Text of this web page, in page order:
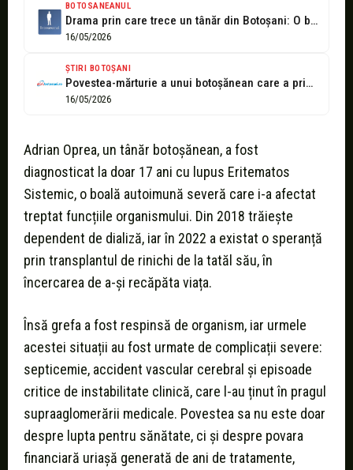
BOTOSANEANUL
Drama prin care trece un tânăr din Botoșani: O boală îi distruge...
16/05/2026
ȘTIRI BOTOȘANI
Povestea-mărturie a unui botoșănean care a primit un rinichi de la tată,...
16/05/2026
Adrian Oprea, un tânăr botoșănean, a fost
diagnosticat la doar 17 ani cu lupus Eritematos
Sistemic, o boală autoimună severă care i-a afectat
treptat funcțiile organismului. Din 2018 trăiește
dependent de dializă, iar în 2022 a existat o speranță
prin transplantul de rinichi de la tatăl său, în
încercarea de a-și recăpăta viața.
Însă grefa a fost respinsă de organism, iar urmele
acestei situații au fost urmate de complicații severe:
septicemie, accident vascular cerebral și episoade
critice de instabilitate clinică, care l-au ținut în pragul
supraaglomerării medicale. Povestea sa nu este doar
despre lupta pentru sănătate, ci și despre povara
financiară uriașă generată de ani de tratamente,